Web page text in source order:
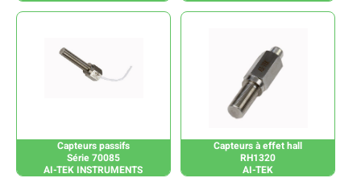
Capteurs passifs
Série 70085
AI-TEK INSTRUMENTS
Capteurs à effet hall
RH1320
AI-TEK